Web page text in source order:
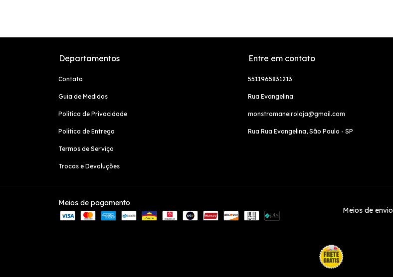
Departamentos
Contato
Guia de Medidas
Política de Privacidade
Política de Entrega
Termos de Serviço
Trocas e Devoluções
Entre em contato
5511965831213
Rua Evangelina
monstromaneiroloja@gmail.com
Rua Rua Evangelina, São Paulo - SP
Meios de pagamento
Meios de envio